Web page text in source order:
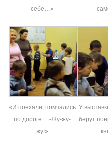
себе…»
«И поехали, помчались
по дороге… -Жу-жу-
жу!»
У
берут